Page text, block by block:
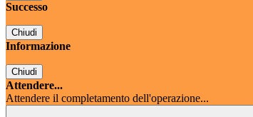
Successo
Chiudi
Informazione
Chiudi
Attendere...
Attendere il completamento dell'operazione...